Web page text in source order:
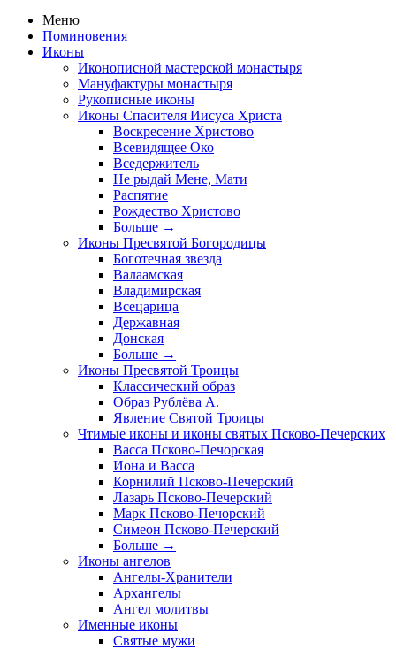
Меню
Поминовения
Иконы
Иконописной мастерской монастыря
Мануфактуры монастыря
Рукописные иконы
Иконы Спасителя Иисуса Христа
Воскресение Христово
Всевидящее Око
Вседержитель
Не рыдай Мене, Мати
Распятие
Рождество Христово
Больше →
Иконы Пресвятой Богородицы
Боготечная звезда
Валаамская
Владимирская
Всецарица
Державная
Донская
Больше →
Иконы Пресвятой Троицы
Классический образ
Образ Рублёва А.
Явление Святой Троицы
Чтимые иконы и иконы святых Псково-Печерских
Васса Псково-Печорская
Иона и Васса
Корнилий Псково-Печерский
Лазарь Псково-Печерский
Марк Псково-Печорский
Симеон Псково-Печерский
Больше →
Иконы ангелов
Ангелы-Хранители
Архангелы
Ангел молитвы
Именные иконы
Святые мужи